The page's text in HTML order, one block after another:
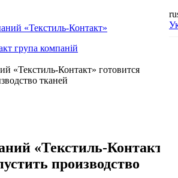
«Текстиль-Контакт»
група компаній
«Текстиль-Контакт» готовится
тканей
«Текстиль-Контакт»
производство